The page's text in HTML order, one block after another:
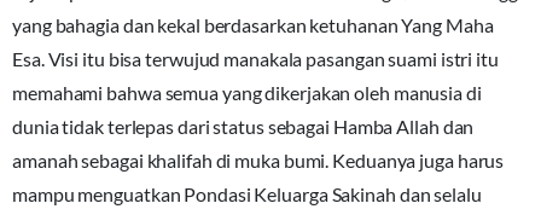
yang bahagia dan kekal berdasarkan ketuhanan Yang Maha
Esa. Visi itu bisa terwujud manakala pasangan suami istri itu
memahami bahwa semua yang dikerjakan oleh manusia di
dunia tidak terlepas dari status sebagai Hamba Allah dan
amanah sebagai khalifah di muka bumi. Keduanya juga harus
mampu menguatkan Pondasi Keluarga Sakinah dan selalu